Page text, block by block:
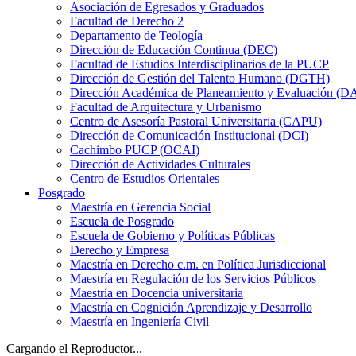
Asociación de Egresados y Graduados
Facultad de Derecho 2
Departamento de Teología
Dirección de Educación Continua (DEC)
Facultad de Estudios Interdisciplinarios de la PUCP
Dirección de Gestión del Talento Humano (DGTH)
Dirección Académica de Planeamiento y Evaluación
Facultad de Arquitectura y Urbanismo
Centro de Asesoría Pastoral Universitaria (CAPU)
Dirección de Comunicación Institucional (DCI)
Cachimbo PUCP (OCAI)
Dirección de Actividades Culturales
Centro de Estudios Orientales
Posgrado
Maestría en Gerencia Social
Escuela de Posgrado
Escuela de Gobierno y Políticas Públicas
Derecho y Empresa
Maestría en Derecho c.m. en Política Jurisdiccional
Maestría en Regulación de los Servicios Públicos
Maestría en Docencia universitaria
Maestría en Cognición Aprendizaje y Desarrollo
Maestría en Ingeniería Civil
Cargando el Reproductor...